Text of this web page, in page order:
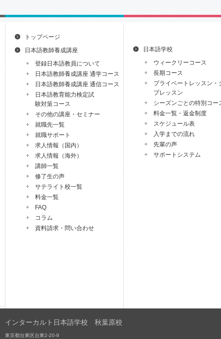
トップページ
日本語教師養成講座
登録日本語教員について
日本語教師養成講座 通学コース
日本語教師養成講座 通信コース
日本語教育能力検定試
験対策コース
その他の講座・セミナー
就職先一覧
就職サポート
求人情報（国内）
求人情報（海外）
講師一覧
修了生の声
サテライト校一覧
料金一覧
FAQ
コラム
資料請求・問い合わせ
日本語学校
ウィークリーコース
長期コース
プライベートレッスン・
プレッスン
シーズンごとの特別コー
料金一覧・返金制度
スケジュール表
入学までの流れ
先輩の声
サポートシステム
インターカルト日本語学校 秋葉原校
東京都台東区台東2-20-9